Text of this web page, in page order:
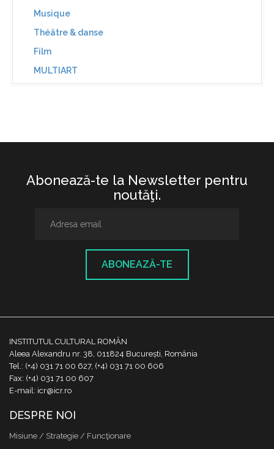
Musique
Théâtre & danse
Film
MULTIART
Abonează-te la Newsletter pentru
noutăţi.
ABONEAZĂ-TE
INSTITUTUL CULTURAL ROMÂN
Aleea Alexandru nr. 38, 011824 București, România
Tel.: (+4) 031 71 00 627, (+4) 031 71 00 606
Fax: (+4) 031 71 00 607
E-mail: icr@icr.ro
DESPRE NOI
Misiune / Strategie / Funcţionare